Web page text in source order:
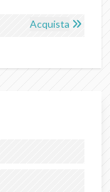
Acquista